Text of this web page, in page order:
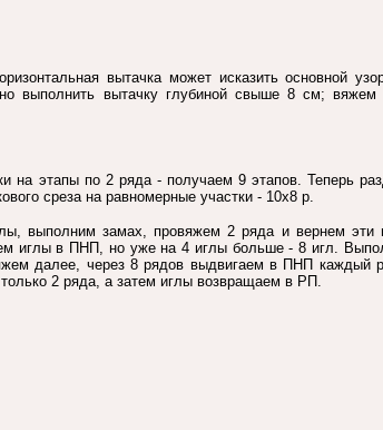
вытачка может исказить основной
выполнить вытачку глубиной свыше 8 см;
на этапы по 2 ряда - получаем 9 этапов. Теперь
среза на равномерные участки - 10х8 р.
выполним замах, провяжем 2 ряда и вернем эти
иглы в ПНП, но уже на 4 иглы больше - 8 игл.
далее, через 8 рядов выдвигаем в ПНП каждый
2 ряда, а затем иглы возвращаем в РП.